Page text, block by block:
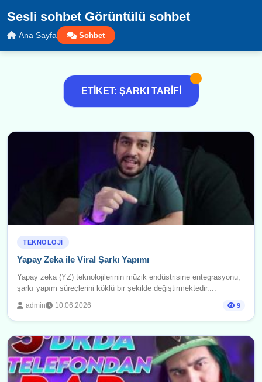
Sesli sohbet Görüntülü sohbet
Ana Sayfa Sohbet
ETIKET: ŞARKI TARIFI
TEKNOLOJI
Yapay Zeka ile Viral Şarkı Yapımı
Yapay zeka (YZ) teknolojilerinin müzik endüstrisine entegrasyonu,
şarkı yapım süreçlerini köklü bir şekilde değiştirmektedir....
admin 10.06.2026 9